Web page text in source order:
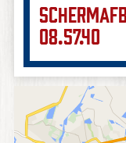
08.57.40